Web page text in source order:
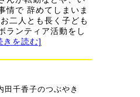
情で 辞めてしまいま
二人とも長く子ども
ランティア活動をし
きを読む]
田千香子のつぶやき